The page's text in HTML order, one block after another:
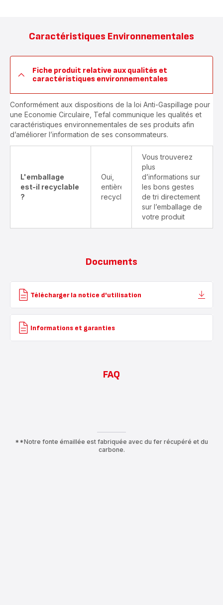
Caractéristiques Environnementales
Fiche produit relative aux qualités et
caractéristiques environnementales
Conformément aux dispositions de la loi Anti-Gaspillage pour
une Economie Circulaire, Tefal communique les qualités et
caractéristiques environnementales de ses produits afin
d’améliorer l’information de ses consommateurs.
L'emballage
est-il recyclable
?
Oui,
entièrement
recyclable
Vous trouverez
plus
d’informations sur
les bons gestes
de tri directement
sur l’emballage de
votre produit
Documents
Télécharger la notice d'utilisation
Informations et garanties
FAQ
**Notre fonte émaillée est fabriquée avec du fer récupéré et du
carbone.